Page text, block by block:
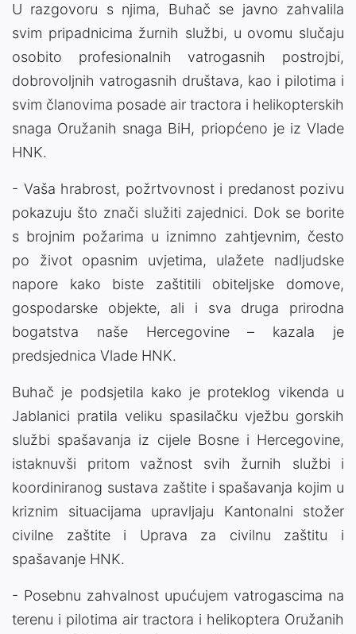
U razgovoru s njima, Buhač se javno zahvalila
svim pripadnicima žurnih službi, u ovomu slučaju
osobito profesionalnih vatrogasnih postrojbi,
dobrovoljnih vatrogasnih društava, kao i pilotima i
svim članovima posade air tractora i helikopterskih
snaga Oružanih snaga BiH, priopćeno je iz Vlade
HNK.
- Vaša hrabrost, požrtvovnost i predanost pozivu
pokazuju što znači služiti zajednici. Dok se borite
s brojnim požarima u iznimno zahtjevnim, često
po život opasnim uvjetima, ulažete nadljudske
napore kako biste zaštitili obiteljske domove,
gospodarske objekte, ali i sva druga prirodna
bogatstva naše Hercegovine – kazala je
predsjednica Vlade HNK.
Buhač je podsjetila kako je proteklog vikenda u
Jablanici pratila veliku spasilačku vježbu gorskih
službi spašavanja iz cijele Bosne i Hercegovine,
istaknuvši pritom važnost svih žurnih službi i
koordiniranog sustava zaštite i spašavanja kojim u
kriznim situacijama upravljaju Kantonalni stožer
civilne zaštite i Uprava za civilnu zaštitu i
spašavanje HNK.
- Posebnu zahvalnost upućujem vatrogascima na
terenu i pilotima air tractora i helikoptera Oružanih